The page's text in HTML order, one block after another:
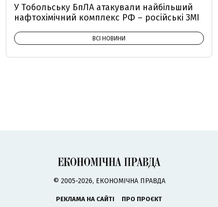
У Тобольську БпЛА атакували найбільший
нафтохімічний комплекс РФ – російські ЗМІ
ВСІ НОВИНИ
© 2005-2026, ЕКОНОМІЧНА ПРАВДА
РЕКЛАМА НА САЙТІ
ПРО ПРОЄКТ